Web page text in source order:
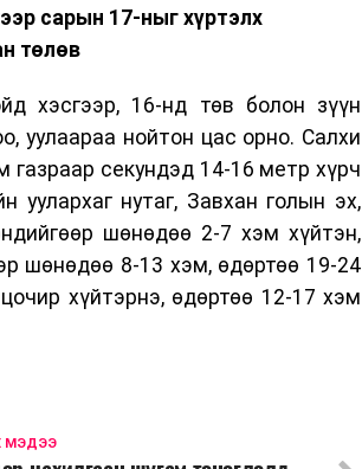
сарын 17-ныг хүртэлх
төлөв
хэсгээр, 16-нд төв болон зүүн
уулаараа нойтон цас орно. Салхи
газраар секундэд 14-16 метр хүрч
уулархаг нутаг, Завхан голын эх,
шөнөдөө 2-7 хэм хүйтэн,
шөнөдөө 8-13 хэм, өдөртөө 19-24
хүйтэрнэ, өдөртөө 12-17 хэм
МЭДЭЭ